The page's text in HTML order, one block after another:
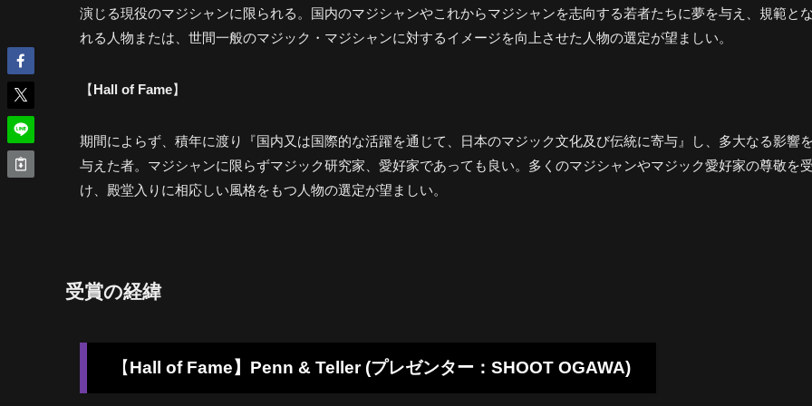
演じる現役のマジシャンに限られる。国内のマジシャンやこれからマジシャンを志向する若者たちに夢を与え、規範とな
れる人物または、世間一般のマジック・マジシャンに対するイメージを向上させた人物の選定が望ましい。
【Hall of Fame】
期間によらず、積年に渡り『国内又は国際的な活躍を通じて、日本のマジック文化及び伝統に寄与』し、多大なる影響を
与えた者。マジシャンに限らずマジック研究家、愛好家であっても良い。多くのマジシャンやマジック愛好家の尊敬を受
け、殿堂入りに相応しい風格をもつ人物の選定が望ましい。
受賞の経緯
【Hall of Fame】Penn & Teller (プレゼンター：SHOOT OGAWA)